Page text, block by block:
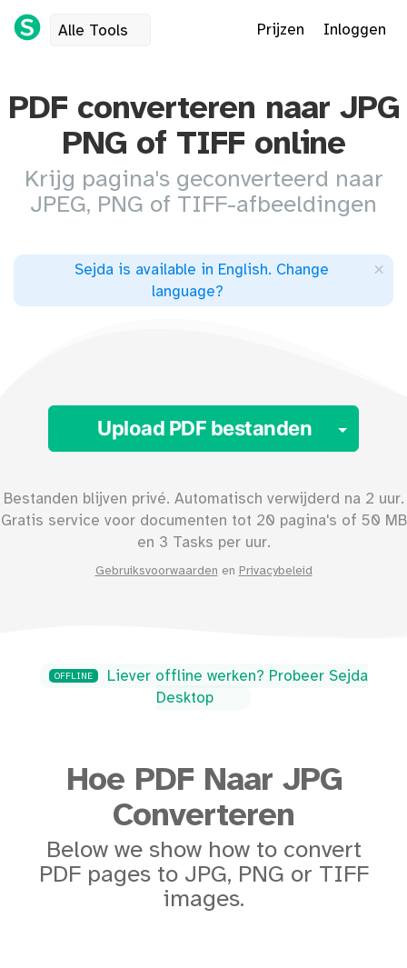
Alle Tools Prijzen Inloggen
PDF converteren naar JPG
PNG of TIFF online
Krijg pagina's geconverteerd naar
JPEG, PNG of TIFF-afbeeldingen
Sejda is available in English. Change
language?
×
Upload PDF bestanden
Bestanden blijven privé. Automatisch verwijderd na 2 uur.
Gratis service voor documenten tot 20 pagina's of 50 MB
en 3 Tasks per uur.
Gebruiksvoorwaarden en Privacybeleid
OFFLINE
Liever offline werken? Probeer Sejda
Desktop
Hoe PDF Naar JPG
Converteren
Below we show how to convert
PDF pages to JPG, PNG or TIFF
images.